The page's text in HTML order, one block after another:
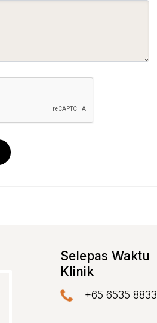
Selepas Waktu
Klinik
+65 6535 8833